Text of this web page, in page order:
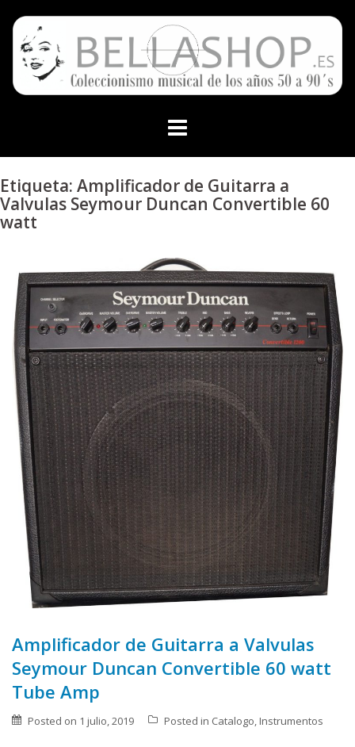
content
Etiqueta: Amplificador de Guitarra a
Valvulas Seymour Duncan Convertible 60
watt
Amplificador de Guitarra a Valvulas
Seymour Duncan Convertible 60 watt
Tube Amp
Posted on 1 julio, 2019 Posted in Catalogo, Instrumentos